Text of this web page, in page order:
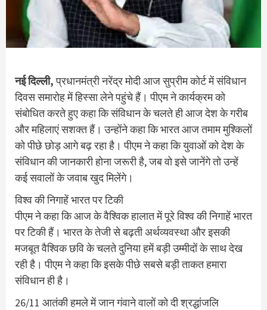
नई दिल्ली,प्रधानमंत्री नरेंद्र मोदी आज सुप्रीम कोर्ट में संविधान
दिवस समारोह में हिस्सा लेने पहुंचे हैं। पीएम ने कार्यक्रम को
संबोधित करते हुए कहा कि संविधान के चलते ही आज देश के गरीब
और महिलाएं सशक्त हैं। उन्होंने कहा कि भारत आज तमाम मुश्किलों
को पीछे छोड़ आगे बढ़ रहा है। पीएम ने कहा कि युवाओं को देश के
संविधान की जानकारी होना जरूरी है, जब वो इसे जानेंगे तो उन्हें
कई सवालों के जवाब खुद मिलेंगे।
विश्व की निगाहें भारत पर टिकी
पीएम ने कहा कि आज के वैश्विक हालात में पूरे विश्व की निगाहें भारत
पर टिकी हैं। भारत के तेजी से बढ़ती अर्थव्यवस्था और इसकी
मजबूत वैश्विक छवि के चलते दुनिया हमें बड़ी उम्मीदों के साथ देख
रही है। पीएम ने कहा कि इसके पीछे सबसे बड़ी ताकत हमारा
संविधान ही है।
26/11 आतंकी हमले में जान गंवाने वालों को दी श्रद्धांजलि